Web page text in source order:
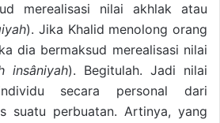
merealisasi nilai akhlak atau
). Jika Khalid menolong orang
dia bermaksud merealisasi nilai
insâniyah). Begitulah. Jadi nilai
secara personal dari
suatu perbuatan. Artinya, yang